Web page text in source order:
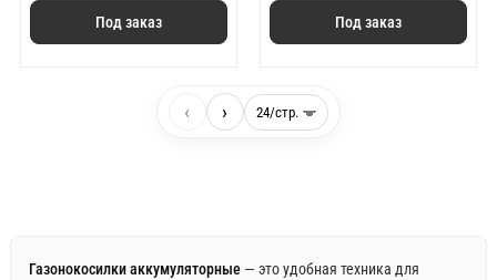
Под заказ Под заказ
‹ ›
Газонокосилки аккумуляторные— это удобная техника для